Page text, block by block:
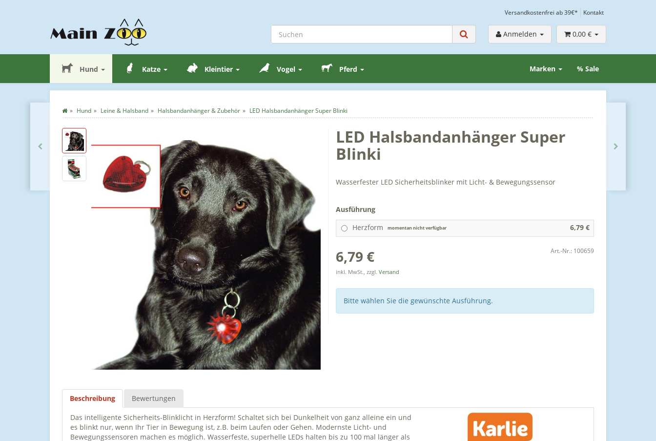
Versandkostenfrei ab 39€* Kontakt
Anmelden 0,00 €
Hund Katze Kleintier Vogel Pferd % Sale
Marken
Hund Leine & Halsband Halsbandanhänger & Zubehör LED Halsbandanhänger Super Blinki
LED Halsbandanhänger Super
Blinki
Wasserfester LED Sicherheitsblinker mit Licht- & Bewegungssensor
Ausführung
Herzform
6,79 €
momentan nicht verfügbar
6,79 €
inkl. MwSt., zzgl. Versand
Art.-Nr.: 100659
Bitte wählen Sie die gewünschte Ausführung.
Beschreibung Bewertungen
Das intelligente Sicherheits-Blinklicht in Herzform! Schaltet sich bei Dunkelheit von ganz alleine ein und
es blinkt nur, wenn Ihr Tier in Bewegung ist, z.B. beim Laufen oder Gehen. Modernste Licht- und
Bewegungssensoren machen es möglich. Wasserfeste, superhelle LEDs halten bis zu 100 mal länger als